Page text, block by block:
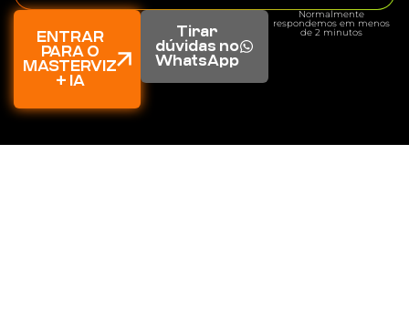
ENTRAR
PARA O
MASTERVIZ
+ IA
Tirar
dúvidas no
WhatsApp
Normalmente
respondemos em menos
de 2 minutos